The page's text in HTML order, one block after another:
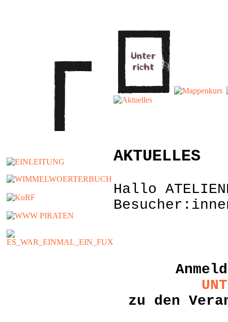
AKTUELLES
Hallo
zu den